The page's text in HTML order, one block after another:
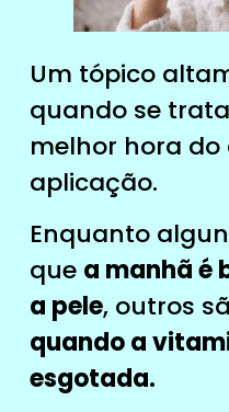
Um tópico
quando se
melhor hora do
aplicação.
Enquanto
que a manhã é
a pele, outros
quando a
esgotada.